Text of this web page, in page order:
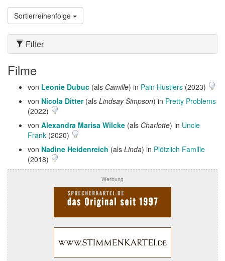
Sortierreihenfolge
Filter
Filme
von Leonie Dubuc (als Camille) in Pain Hustlers (2023)
von Nicola Ditter(als Lindsay Simpson) in Pretty Problems
(2022)
von Alexandra Marisa Wilcke (als Charlotte) in Uncle
Frank (2020)
von Nadine Heidenreich (als Linda) in Plötzlich Familie
(2018)
Werbung